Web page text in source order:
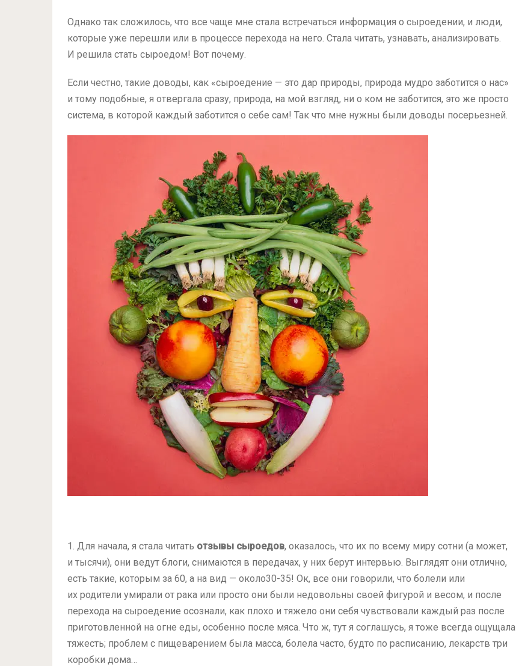
Однако так сложилось, что все чаще мне стала встречаться информация о сыроедении, и люди,
которые уже перешли или в процессе перехода на него. Стала читать, узнавать, анализировать.
И решила стать сыроедом! Вот почему.
Если честно, такие доводы, как «сыроедение — это дар природы, природа мудро заботится о нас»
и тому подобные, я отвергала сразу, природа, на мой взгляд, ни о ком не заботится, это же просто
система, в которой каждый заботится о себе сам! Так что мне нужны были доводы посерьезней.
1. Для начала, я стала читать отзывы сыроедов, оказалось, что их по всему миру сотни (а может,
и тысячи), они ведут блоги, снимаются в передачах, у них берут интервью. Выглядят они отлично,
есть такие, которым за 60, а на вид — около30-35! Ок, все они говорили, что болели или
их родители умирали от рака или просто они были недовольны своей фигурой и весом, и после
перехода на сыроедение осознали, как плохо и тяжело они себя чувствовали каждый раз после
приготовленной на огне еды, особенно после мяса. Что ж, тут я соглашусь, я тоже всегда ощущала
тяжесть; проблем с пищеварением была масса, болела часто, будто по расписанию, лекарств три
коробки дома…